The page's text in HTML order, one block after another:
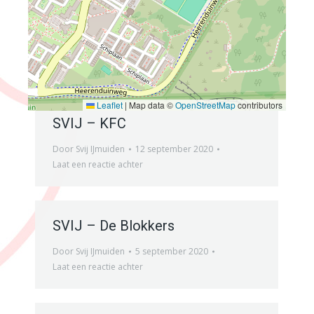
Leaflet | Map data ©OpenStreetMapcontributors
SVIJ – THB
DoorSvij IJmuiden
26 september 2020
Laat een reactie achter
SVIJ – KFC
Door Svij IJmuiden
12 september 2020
Laat een reactie achter
SVIJ – De Blokkers
Door Svij IJmuiden
5 september 2020
Laat een reactie achter